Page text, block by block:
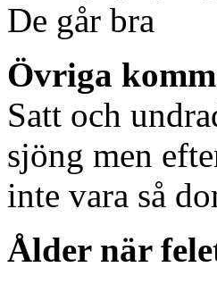
De går bra
Övriga
Satt och
sjöng men
inte vara så
Ålder när